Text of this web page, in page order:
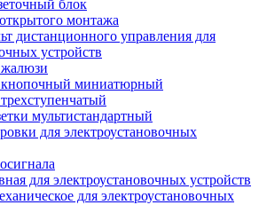
блок
монтажа
дистанционного управления для
устройств
кнопочный миниатюрный
мультистандартный
для электроустановочных
для электроустановочных устройств
для электроустановочных